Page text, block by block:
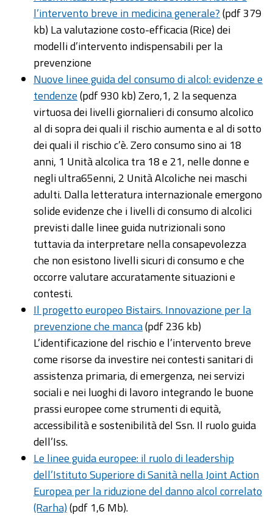
l’intervento breve in medicina generale?(pdf 379
kb) La valutazione costo-efficacia (Rice) dei
modelli d’intervento indispensabili per la
prevenzione
Nuove linee guida del consumo di alcol: evidenze e
tendenze(pdf 930 kb) Zero,1, 2 la sequenza
virtuosa dei livelli giornalieri di consumo alcolico
al di sopra dei quali il rischio aumenta e al di sotto
dei quali il rischio c’è. Zero consumo sino ai 18
anni, 1 Unità alcolica tra 18 e 21, nelle donne e
negli ultra65enni, 2 Unità Alcoliche nei maschi
adulti. Dalla letteratura internazionale emergono
solide evidenze che i livelli di consumo di alcolici
previsti dalle linee guida nutrizionali sono
tuttavia da interpretare nella consapevolezza
che non esistono livelli sicuri di consumo e che
occorre valutare accuratamente situazioni e
contesti.
Il progetto europeo Bistairs. Innovazione per la
prevenzione che manca(pdf 236 kb)
L’identificazione del rischio e l’intervento breve
come risorse da investire nei contesti sanitari di
assistenza primaria, di emergenza, nei servizi
sociali e nei luoghi di lavoro integrando le buone
prassi europee come strumenti di equità,
accessibilità e sostenibilità del Ssn. Il ruolo guida
dell’Iss.
Le linee guida europee: il ruolo di leadership
dell’Istituto Superiore di Sanità nella Joint Action
Europea per la riduzione del danno alcol correlato
(Rarha)(pdf 1,6 Mb).